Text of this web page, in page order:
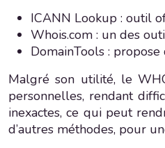
ICANN Lookup : outil
Whois.com : un des
DomainTools :
Malgré son utilité, le
personnelles, rendant
inexactes, ce qui peut
d’autres méthodes, pour